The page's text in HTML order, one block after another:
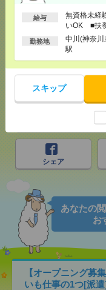
給与
無資格未経
いOK ■扶
以上
勤務地
中川(神奈川
駅
スキップ
シェア
あなたの
お
【オープニング募
いも仕事の1つ[派